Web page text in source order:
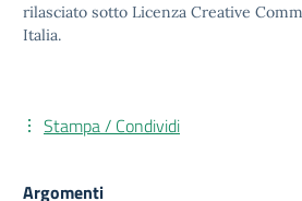
rilasciato sotto Licenza Creative
Italia.
Stampa / Condividi
Argomenti